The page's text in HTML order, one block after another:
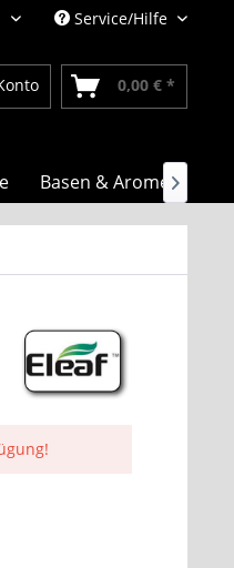
Service/Hilfe
0,00 € *
Basen & Aromen
